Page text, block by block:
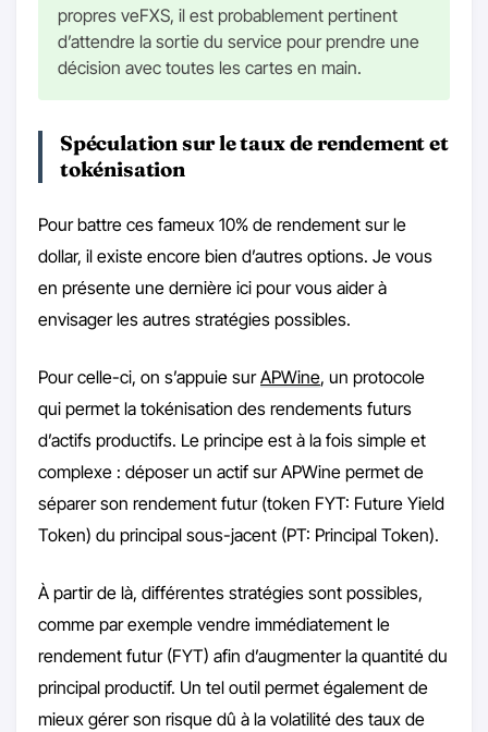
propres veFXS, il est probablement pertinent
d’attendre la sortie du service pour prendre une
décision avec toutes les cartes en main.
Spéculation sur le taux de rendement et
tokénisation
Pour battre ces fameux 10% de rendement sur le
dollar, il existe encore bien d’autres options. Je vous
en présente une dernière ici pour vous aider à
envisager les autres stratégies possibles.
Pour celle-ci, on s’appuie surAPWine, un protocole
qui permet la tokénisation des rendements futurs
d’actifs productifs. Le principe est à la fois simple et
complexe : déposer un actif sur APWine permet de
séparer son rendement futur (token FYT: Future Yield
Token) du principal sous-jacent (PT: Principal Token).
À partir de là, différentes stratégies sont possibles,
comme par exemple vendre immédiatement le
rendement futur (FYT) afin d’augmenter la quantité du
principal productif. Un tel outil permet également de
mieux gérer son risque dû à la volatilité des taux de